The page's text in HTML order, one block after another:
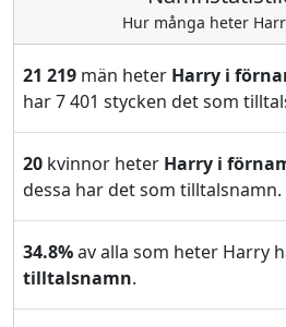
Hur många heter
21 219 män heter Harry i
har 7 401 stycken det som
20 kvinnor heter Harry i
dessa har det som tilltalsnamn.
34.8%av alla som heter Harry
tilltalsnamn.